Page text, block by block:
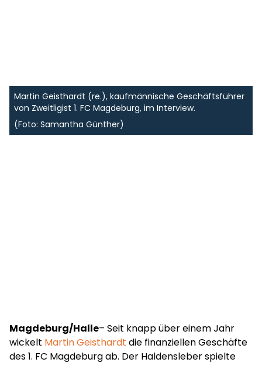
Martin Geisthardt (re.), kaufmännische Geschäftsführer
von Zweitligist 1. FC Magdeburg, im Interview.
(Foto: Samantha Günther)
Magdeburg/Halle– Seit knapp über einem Jahr
wickelt Martin Geisthardt die finanziellen Geschäfte
des 1. FC Magdeburg ab. Der Haldensleber spielte